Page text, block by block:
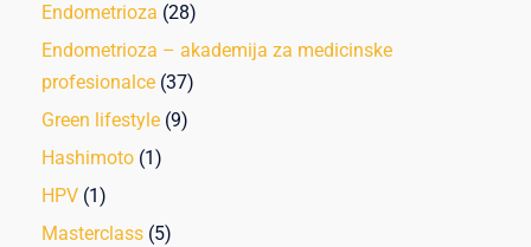
Endometrioza (28)
Endometrioza – akademija za medicinske
profesionalce (37)
Green lifestyle (9)
Hashimoto (1)
HPV (1)
Masterclass (5)